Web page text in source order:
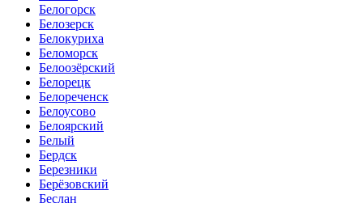
Белогорск
Белозерск
Белокуриха
Беломорск
Белоозёрский
Белорецк
Белореченск
Белоусово
Белоярский
Белый
Бердск
Березники
Берёзовский
Беслан